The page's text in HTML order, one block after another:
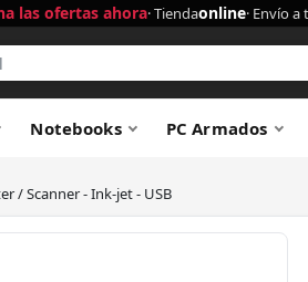
las ofertas ahora· Tiendaonline· Envío a
Notebooks PC Armados
/ Scanner - Ink-jet - USB